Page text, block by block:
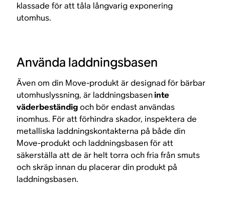
klassade för att tåla långvarig exponering
utomhus.
Använda laddningsbasen
Även om din Move-produkt är designad för bärbar
utomhuslyssning, är laddningsbaseninte
väderbeständigoch bör endast användas
inomhus. För att förhindra skador, inspektera de
metalliska laddningskontakterna på både din
Move-produkt och laddningsbasen för att
säkerställa att de är helt torra och fria från smuts
och skräp innan du placerar din produkt på
laddningsbasen.